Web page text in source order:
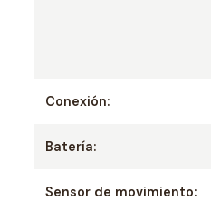
Conexión:
Batería:
Sensor de movimiento: